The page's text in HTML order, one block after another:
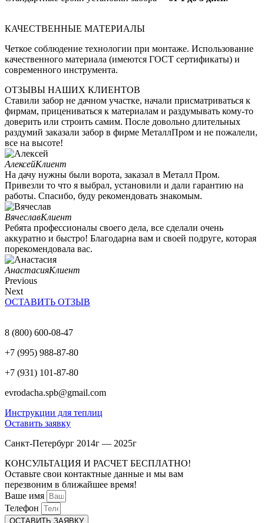
КАЧЕСТВЕННЫЕ МАТЕРИАЛЫ
Четкое соблюдение технологии при монтаже. Использование
качественного материала (имеются ГОСТ сертификаты) и
современного инструмента.
ОТЗЫВЫ НАШИХ КЛИЕНТОВ
Ставили забор не дачном участке, начали присматриваться к
фирмам, прицениваться к материалам и раздумывать кому-то
доверить или строить самим. После довольно длительных
раздумий заказали забор в фирме МеталлПром и не пожалели,
все на высоте!
АлексейКлиент
На дачу нужны были ворота, заказал в Металл Пром.
Привезли то что я выбрал, установили и дали гарантию на
работы. Спасибо, буду рекомендовать знакомым.
ВячеславКлиент
Ребята профессионалы своего дела, все сделали очень
аккуратно и быстро! Благодарна вам и своей подруге, которая
порекомендовала вас.
АнастасияКлиент
Previous
Next
ОСТАВИТЬ ОТЗЫВ
8 (800) 600-08-47
+7 (995) 988-87-80
+7 (931) 101-87-80
evrodacha.spb@gmail.com
Инструкции для теплиц
Оставить заявку
Санкт-Петербург 2014г — 2025г
КОНСУЛЬТАЦИЯ И РАСЧЕТ БЕСПЛАТНО!
Оставьте свои контактные данные и мы вам
перезвоним в ближайшее время!
Ваше имя
Телефон
ОСТАВИТЬ ЗАЯВКУ